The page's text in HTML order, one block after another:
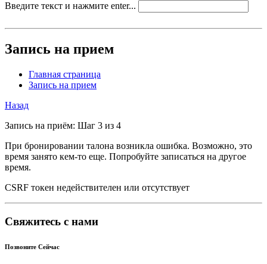
Введите текст и нажмите enter...
Запись на прием
Главная страница
Запись на прием
Назад
Запись на приём: Шаг 3 из 4
При бронировании талона возникла ошибка. Возможно, это
время занято кем-то еще. Попробуйте записаться на другое
время.
CSRF токен недействителен или отсутствует
Свяжитесь с нами
Позвоните Сейчас